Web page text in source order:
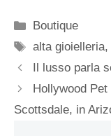
Categorie
Boutique
Tag
alta gioielleria,
Il lusso parla
Hollywood
Scottsdale, in